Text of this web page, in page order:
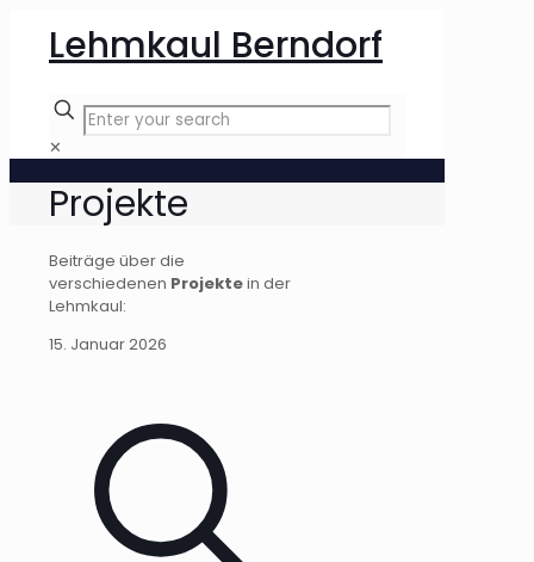
Lehmkaul Berndorf
✕
Projekte
Beiträge über die
verschiedenen Projektein der
Lehmkaul:
15. Januar 2026